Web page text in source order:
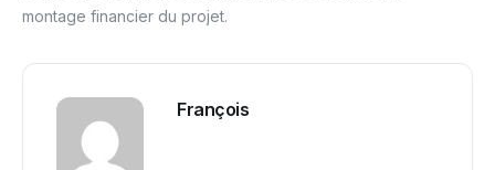
montage financier du projet.
François